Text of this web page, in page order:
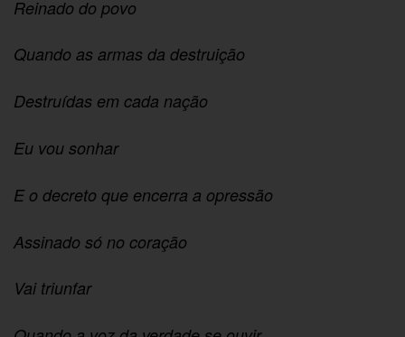
Reinado do povo
Quando as armas da destruição
Destruídas em cada nação
Eu vou sonhar
E o decreto que encerra a opressão
Assinado só no coração
Vai triunfar